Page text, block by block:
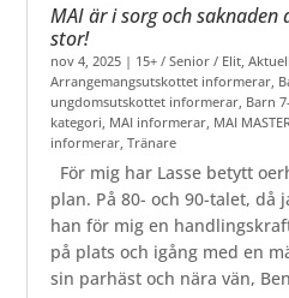
MAI är i sorg och saknaden
stor!
nov 4, 2025 | 15+ / Senior / Elit ,
Arrangemangsutskottet informerar
ungdomsutskottet informerar Barn
kategori MAI informerar MAI
informerar ,Tränare
För mig har Lasse betytt
plan. På 80- och 90-talet, då
han för mig en
på plats och igång med en
sin parhäst och nära vän,